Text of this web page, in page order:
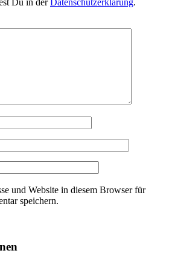
Du in derDatenschutzerklärung.
und Website in diesem Browser für
speichern.